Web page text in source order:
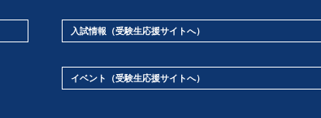
入試情報 （受験生応援サイトへ）
イベント （受験生応援サイトへ）